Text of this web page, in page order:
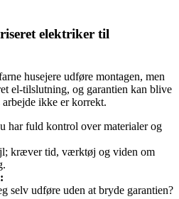
elektriker til
husejere udføre montagen, men
el‑tilslutning, og garantien kan blive
ikke er korrekt.
har fuld kontrol over materialer og
kræver tid, værktøj og viden om
selv udføre uden at bryde garantien?